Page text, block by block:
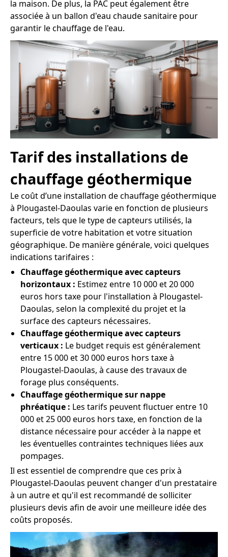
la maison. De plus, la PAC peut également être
associée à un ballon d'eau chaude sanitaire pour
garantir le chauffage de l'eau.
Tarif des installations de
chauffage géothermique
Le coût d’une installation de chauffage géothermique
à Plougastel-Daoulas varie en fonction de plusieurs
facteurs, tels que le type de capteurs utilisés, la
superficie de votre habitation et votre situation
géographique. De manière générale, voici quelques
indications tarifaires :
Chauffage géothermique avec capteurs
horizontaux : Estimez entre 10 000 et 20 000
euros hors taxe pour l'installation à Plougastel-
Daoulas, selon la complexité du projet et la
surface des capteurs nécessaires.
Chauffage géothermique avec capteurs
verticaux : Le budget requis est généralement
entre 15 000 et 30 000 euros hors taxe à
Plougastel-Daoulas, à cause des travaux de
forage plus conséquents.
Chauffage géothermique sur nappe
phréatique : Les tarifs peuvent fluctuer entre 10
000 et 25 000 euros hors taxe, en fonction de la
distance nécessaire pour accéder à la nappe et
les éventuelles contraintes techniques liées aux
pompages.
Il est essentiel de comprendre que ces prix à
Plougastel-Daoulas peuvent changer d'un prestataire
à un autre et qu'il est recommandé de solliciter
plusieurs devis afin de avoir une meilleure idée des
coûts proposés.